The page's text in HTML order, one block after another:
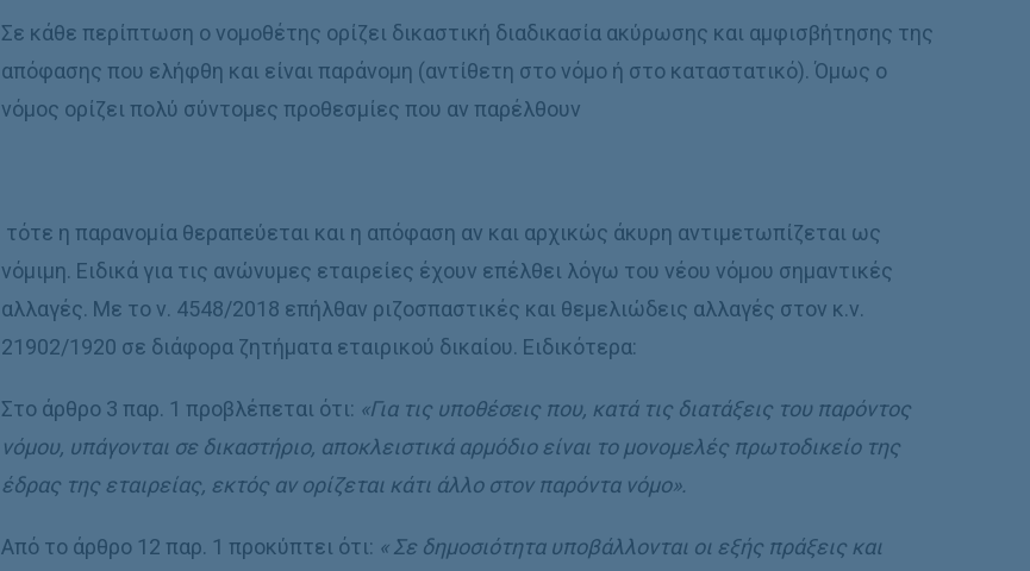
Σε κάθε περίπτωση ο νομοθέτης ορίζει δικαστική διαδικασία ακύρωσης και αμφισβήτησης της
απόφασης που ελήφθη και είναι παράνομη (αντίθετη στο νόμο ή στο καταστατικό). Όμως ο
νόμος ορίζει πολύ σύντομες προθεσμίες που αν παρέλθουν
τότε η παρανομία θεραπεύεται και η απόφαση αν και αρχικώς άκυρη αντιμετωπίζεται ως
νόμιμη. Ειδικά για τις ανώνυμες εταιρείες έχουν επέλθει λόγω του νέου νόμου σημαντικές
αλλαγές. Με το ν. 4548/2018 επήλθαν ριζοσπαστικές και θεμελιώδεις αλλαγές στον κ.ν.
21902/1920 σε διάφορα ζητήματα εταιρικού δικαίου. Ειδικότερα:
Στο άρθρο 3 παρ. 1 προβλέπεται ότι: «Για τις υποθέσεις που, κατά τις διατάξεις του παρόντος
νόμου, υπάγονται σε δικαστήριο, αποκλειστικά αρμόδιο είναι το μονομελές πρωτοδικείο της
έδρας της εταιρείας, εκτός αν ορίζεται κάτι άλλο στον παρόντα νόμο».
Από το άρθρο 12 παρ. 1 προκύπτει ότι: « Σε δημοσιότητα υποβάλλονται οι εξής πράξεις και